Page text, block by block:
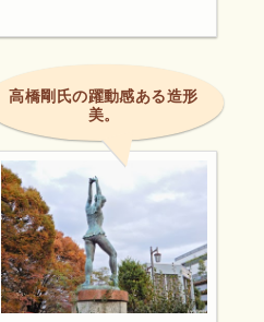
高橋剛氏の躍動感ある造形
美。